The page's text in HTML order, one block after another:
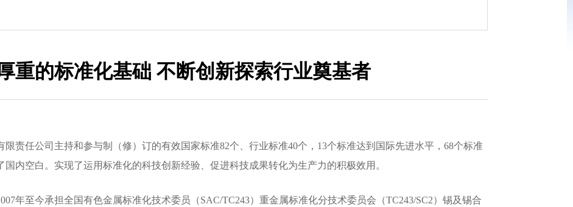
重的标准化基础 不断创新探索行业奠基者
限责任公司主持和参与制（修）订的有效国家标准82个、行业标准40个，13个标准达到国际先进水平，68个标准
内空白。实现了运用标准化的科技创新经验、促进科技成果转化为生产力的积极效用。
年至今承担全国有色金属标准化技术委员（SAC/TC243）重金属标准化分技术委员会（TC243/SC2）锡及锡合